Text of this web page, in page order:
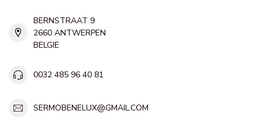
BERNSTRAAT 9
2660 ANTWERPEN
BELGIE
0032 485 96 40 81
SERMOBENELUX@GMAIL.COM